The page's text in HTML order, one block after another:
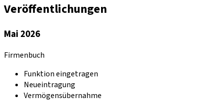
Veröffentlichungen
Mai 2026
Firmenbuch
Funktion eingetragen
Neueintragung
Vermögensübernahme